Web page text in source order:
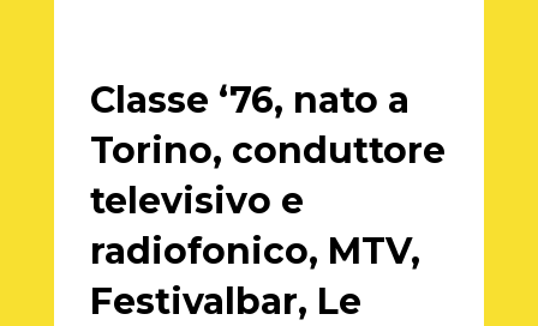
Classe ‘76, nato a
Torino, conduttore
televisivo e
radiofonico, MTV,
Festivalbar, Le